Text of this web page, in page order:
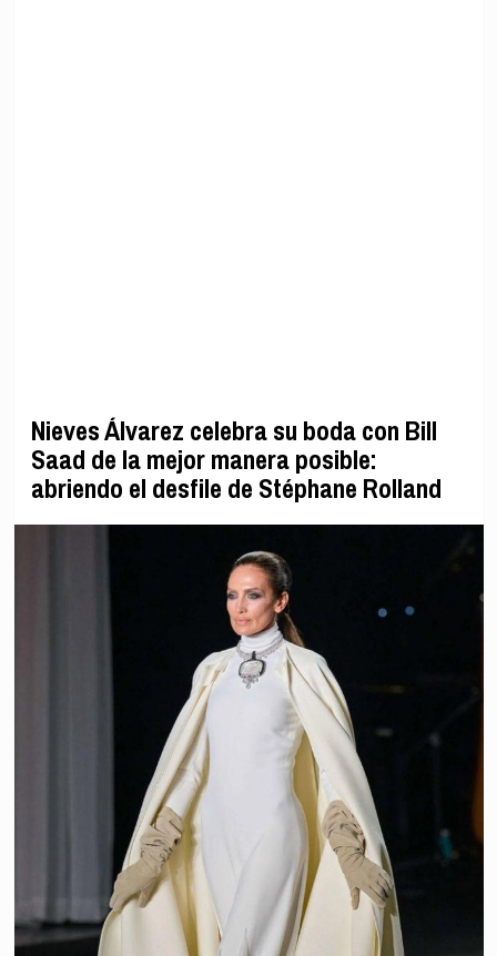
Nieves Álvarez celebra su boda con Bill
Saad de la mejor manera posible:
abriendo el desfile de Stéphane Rolland